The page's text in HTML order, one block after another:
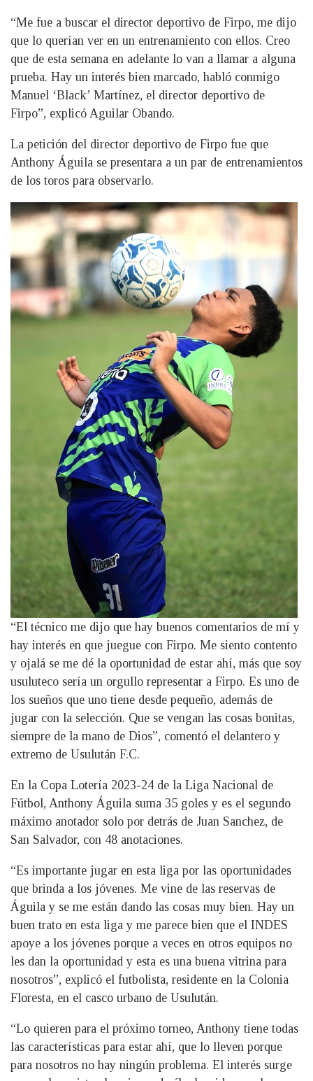
“Me fue a buscar el director deportivo de Firpo, me dijo
que lo querían ver en un entrenamiento con ellos. Creo
que de esta semana en adelante lo van a llamar a alguna
prueba. Hay un interés bien marcado, habló conmigo
Manuel ‘Black’ Martínez, el director deportivo de
Firpo”, explicó Aguilar Obando.
La petición del director deportivo de Firpo fue que
Anthony Águila se presentara a un par de entrenamientos
de los toros para observarlo.
“El técnico me dijo que hay buenos comentarios de mí y
hay interés en que juegue con Firpo. Me siento contento
y ojalá se me dé la oportunidad de estar ahí, más que soy
usuluteco sería un orgullo representar a Firpo. Es uno de
los sueños que uno tiene desde pequeño, además de
jugar con la selección. Que se vengan las cosas bonitas,
siempre de la mano de Dios”, comentó el delantero y
extremo de Usulután F.C.
En la Copa Lotería 2023-24 de la Liga Nacional de
Fútbol, Anthony Águila suma 35 goles y es el segundo
máximo anotador solo por detrás de Juan Sanchez, de
San Salvador, con 48 anotaciones.
“Es importante jugar en esta liga por las oportunidades
que brinda a los jóvenes. Me vine de las reservas de
Águila y se me están dando las cosas muy bien. Hay un
buen trato en esta liga y me parece bien que el INDES
apoye a los jóvenes porque a veces en otros equipos no
les dan la oportunidad y esta es una buena vitrina para
nosotros”, explicó el futbolista, residente en la Colonia
Floresta, en el casco urbano de Usulután.
“Lo quieren para el próximo torneo, Anthony tiene todas
las características para estar ahí, que lo lleven porque
para nosotros no hay ningún problema. El interés surge